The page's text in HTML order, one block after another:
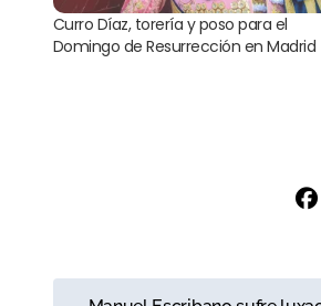
Curro Díaz, torería y poso para el
Domingo de Resurrección en Madrid